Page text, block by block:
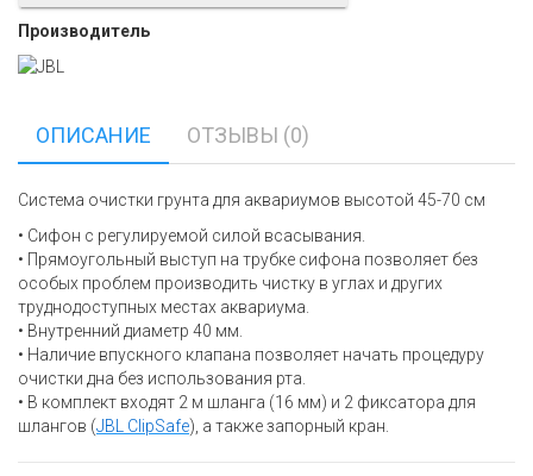
Производитель
ОПИСАНИЕ ОТЗЫВЫ (0)
Система очистки грунта для аквариумов высотой 45-70 см
• Сифон с регулируемой силой всасывания.
• Прямоугольный выступ на трубке сифона позволяет без
особых проблем производить чистку в углах и других
труднодоступных местах аквариума.
• Внутренний диаметр 40 мм.
• Наличие впускного клапана позволяет начать процедуру
очистки дна без использования рта.
• В комплект входят 2 м шланга (16 мм) и 2 фиксатора для
шлангов (JBL ClipSafe), а также запорный кран.